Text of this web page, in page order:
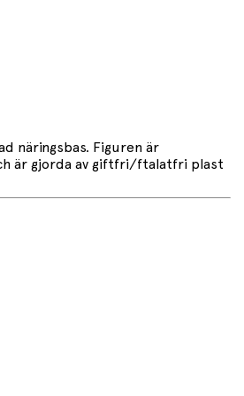
näringsbas. Figuren är
är gjorda av giftfri/ftalatfri plast